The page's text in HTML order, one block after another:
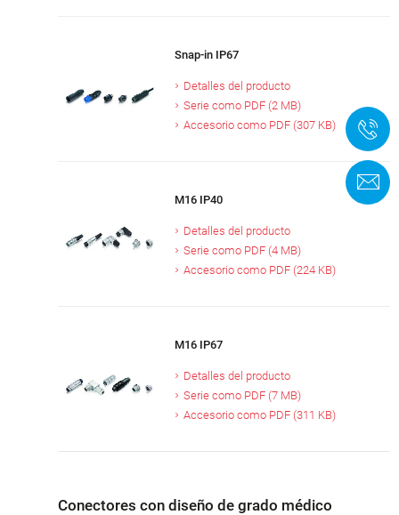
Snap-in IP67
Detalles del producto
Serie como PDF (2 MB)
Accesorio como PDF (307 KB)
M16 IP40
Detalles del producto
Serie como PDF (4 MB)
Accesorio como PDF (224 KB)
M16 IP67
Detalles del producto
Serie como PDF (7 MB)
Accesorio como PDF (311 KB)
Conectores con diseño de grado médico